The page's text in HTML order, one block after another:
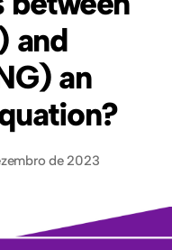
and
an
de 2023